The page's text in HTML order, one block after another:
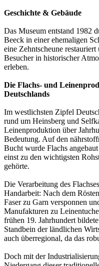
Geschichte & Gebäude
Das Museum entstand 1982
Beeck in einer ehemaligen
eine Zehntscheune
Besucher in historischer
erleben.
Die Flachs- und
Deutschlands
Im westlichsten Zipfel
rund um Heinsberg und
Leinenproduktion über
Bedeutung. Auf den
Bucht wurde Flachs
einst zu den wichtigsten
gehörte.
Die Verarbeitung des
Handarbeit: Nach dem
Faser zu Garn versponnen
Manufakturen zu
frühen 19. Jahrhundert
Standbein der ländlichen
auch überregional, da das
Doch mit der